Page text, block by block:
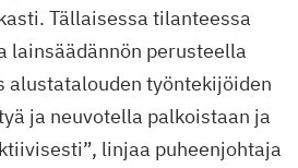
Tällaisessa tilanteessa
lainsäädännön perusteella
alustatalouden työntekijöiden
ja neuvotella palkoistaan ja
linjaa puheenjohtaja